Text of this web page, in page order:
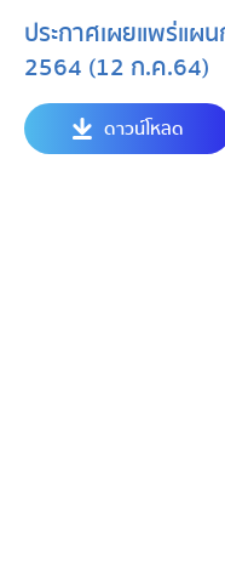
ประกาศเผยแพร่แผ
2564 (12 ก.ค.64)
ดาวน์โหลด